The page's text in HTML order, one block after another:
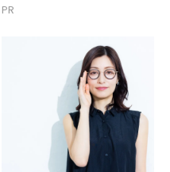
PR